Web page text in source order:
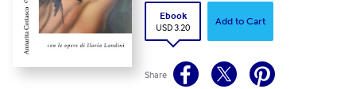
Ebook
USD 3.20
Add to Cart
Share